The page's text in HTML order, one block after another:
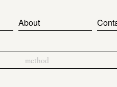
About
method